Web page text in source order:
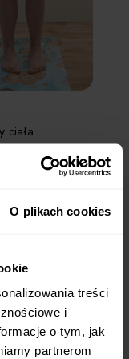
O plikach cookies
treści
i
o tym, jak
partnerom
ciała
życia: tuż
Pod
kg w 1,5
Czas metamorfozy